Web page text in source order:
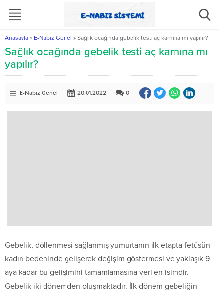
Anasayfa » E-Nabız Genel » Sağlık ocağında gebelik testi aç karnına mı yapılır?
Sağlık ocağında gebelik testi aç karnına mı
yapılır?
E-Nabız Genel 20.01.2022 0
Gebelik, döllenmesi sağlanmış yumurtanın ilk etapta fetüsün
kadın bedeninde gelişerek değişim göstermesi ve yaklaşık 9
aya kadar bu gelişimini tamamlamasına verilen isimdir.
Gebelik iki dönemden oluşmaktadır. İlk dönem gebeliğin